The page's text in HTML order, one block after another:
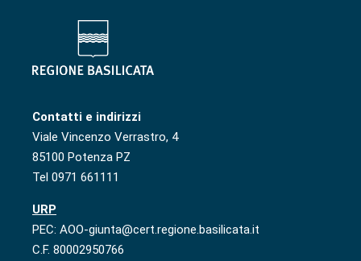
Contatti e indirizzi
Viale Vincenzo Verrastro, 4
85100 Potenza PZ
Tel 0971 661111
URP
PEC: AOO-giunta@cert.regione.basilicata.it
C.F. 80002950766